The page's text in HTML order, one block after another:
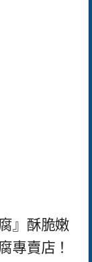
』酥脆嫩
專賣店！